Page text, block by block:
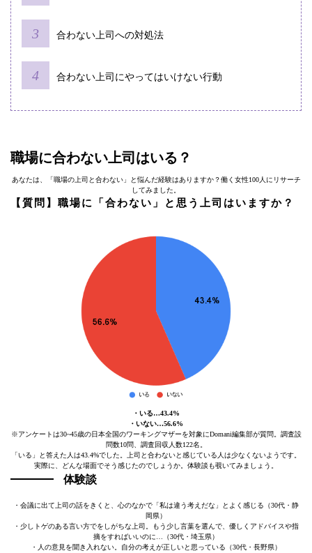
合わない上司への対処法
合わない上司にやってはいけない行動
職場に合わない上司はいる？
あなたは、「職場の上司と合わない」と悩んだ経験はありますか？働く女性100人にリサーチ
してみました。
【質問】職場に「合わない」と思う上司はいますか？
・いる…43.4%
・いない…56.6%
※アンケートは30~45歳の日本全国のワーキングマザーを対象にDomani編集部が質問。調査設
問数10問、調査回収人数122名。
「いる」と答えた人は43.4%でした。上司と合わないと感じている人は少なくないようです。
実際に、どんな場面でそう感じたのでしょうか。体験談も覗いてみましょう。
体験談
・会議に出て上司の話をきくと、心のなかで「私は違う考えだな」とよく感じる（30代・静
岡県）
・少しトゲのある言い方でをしがちな上司。もう少し言葉を選んで、優しくアドバイスや指
摘をすればいいのに…（30代・埼玉県）
・人の意見を聞き入れない。自分の考えが正しいと思っている（30代・長野県）